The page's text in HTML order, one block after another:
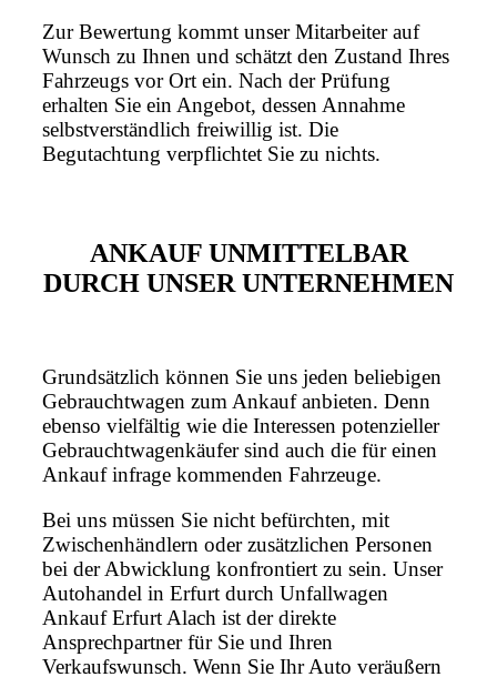
Zur Bewertung kommt unser Mitarbeiter auf
Wunsch zu Ihnen und schätzt den Zustand Ihres
Fahrzeugs vor Ort ein. Nach der Prüfung
erhalten Sie ein Angebot, dessen Annahme
selbstverständlich freiwillig ist. Die
Begutachtung verpflichtet Sie zu nichts.
ANKAUF UNMITTELBAR
DURCH UNSER UNTERNEHMEN
Grundsätzlich können Sie uns jeden beliebigen
Gebrauchtwagen zum Ankauf anbieten. Denn
ebenso vielfältig wie die Interessen potenzieller
Gebrauchtwagenkäufer sind auch die für einen
Ankauf infrage kommenden Fahrzeuge.
Bei uns müssen Sie nicht befürchten, mit
Zwischenhändlern oder zusätzlichen Personen
bei der Abwicklung konfrontiert zu sein. Unser
Autohandel in Erfurt durch Unfallwagen
Ankauf Erfurt Alach ist der direkte
Ansprechpartner für Sie und Ihren
Verkaufswunsch. Wenn Sie Ihr Auto veräußern